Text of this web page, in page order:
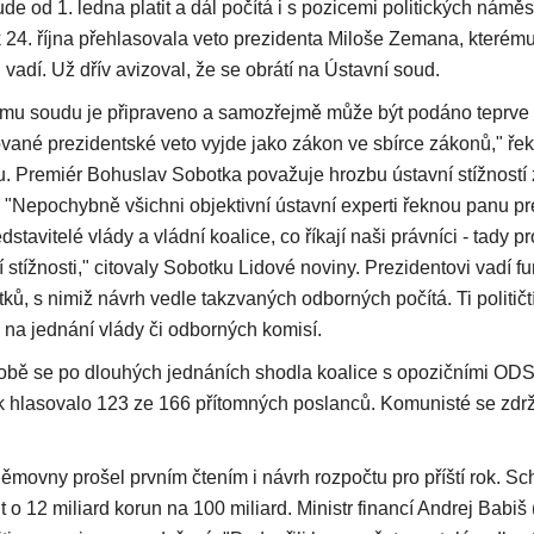
od 1. ledna platit a dál počítá i s pozicemi politických
října přehlasovala veto prezidenta Miloše Zemana,
Už dřív avizoval, že se obrátí na Ústavní soud.
soudu je připraveno a samozřejmě může být podáno teprve
prezidentské veto vyjde jako zákon ve sbírce zákonů,"
Premiér Bohuslav Sobotka považuje hrozbu ústavní stížností
všichni objektivní ústavní experti řeknou panu
vlády a vládní koalice, co říkají naši právníci - tady
stížnosti," citovaly Sobotku Lidové noviny. Prezidentovi vadí
s nimiž návrh vedle takzvaných odborných počítá. Ti
jednání vlády či odborných komisí.
se po dlouhých jednáních shodla koalice s opozičními
hlasovalo 123 ze 166 přítomných poslanců. Komunisté se
prošel prvním čtením i návrh rozpočtu pro příští rok.
o 12 miliard korun na 100 miliard. Ministr financí Andrej Babiš